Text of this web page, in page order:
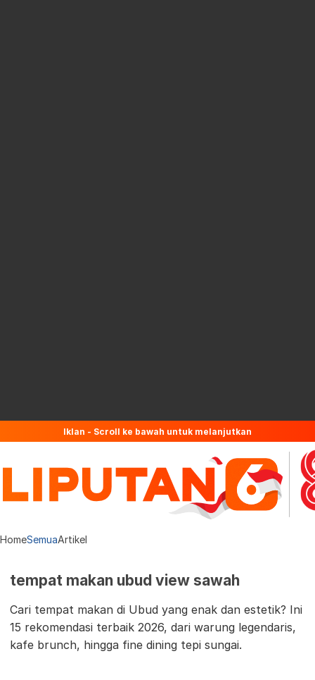
Iklan - Scroll ke bawah untuk melanjutkan
HomeSemuaArtikel
tempat makan ubud view sawah
Cari tempat makan di Ubud yang enak dan estetik? Ini
15 rekomendasi terbaik 2026, dari warung legendaris,
kafe brunch, hingga fine dining tepi sungai.